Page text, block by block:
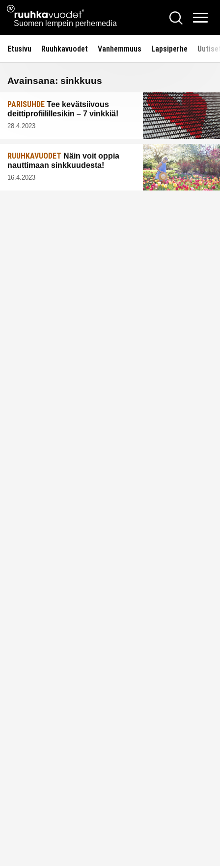
Siirry
sisältöön
Ruuhkavuodet.fi
Suomen lempein perhemedia
Hae
Etusivu Ruuhkavuodet Vanhemmuus Lapsiperhe
Avainsana: sinkkuus
PARISUHDE Tee kevätsiivous
deittiprofiilillesikin – 7 vinkkiä!
28.4.2023
RUUHKAVUODET Näin voit oppia
nauttimaan sinkkuudesta!
16.4.2023